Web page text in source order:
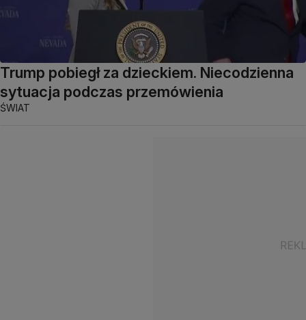
Trump pobiegł za dzieckiem. Niecodzienna
sytuacja podczas przemówienia
ŚWIAT